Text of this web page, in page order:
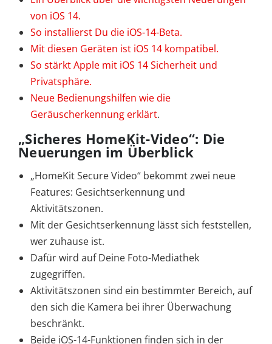
von iOS 14.
So installierst Du die iOS-14-Beta.
Mit diesen Geräten ist iOS 14 kompatibel.
So stärkt Apple mit iOS 14 Sicherheit und
Privatsphäre.
Neue Bedienungshilfen wie die
Geräuscherkennung erklärt.
„Sicheres HomeKit-Video“: Die
Neuerungen im Überblick
„HomeKit Secure Video“ bekommt zwei neue
Features: Gesichtserkennung und
Aktivitätszonen.
Mit der Gesichtserkennung lässt sich feststellen,
wer zuhause ist.
Dafür wird auf Deine Foto-Mediathek
zugegriffen.
Aktivitätszonen sind ein bestimmter Bereich, auf
den sich die Kamera bei ihrer Überwachung
beschränkt.
Beide iOS-14-Funktionen finden sich in der